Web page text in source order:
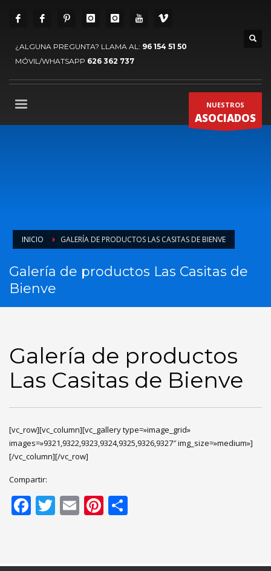
¿ALGUNA PREGUNTA? LLAMA AL: 96 154 51 50
MÓVIL/WHATSAPP 626 362 737
NUESTROS
ASOCIADOS
INICIO GALERÍA DE PRODUCTOS LAS CASITAS DE BIENVE
Galería de productos Las Casitas de
Bienve
Galería de productos
Las Casitas de Bienve
[vc_row][vc_column][vc_gallery type=»image_grid»
images=»9321,9322,9323,9324,9325,9326,9327″ img_size=»medium»]
[/vc_column][/vc_row]
Compartir:
Facebook
Twitter
EmailPinterest